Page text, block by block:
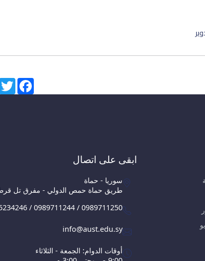
Facebook
ابقى على اتصال
سوريا - حماة
طريق حماة حمص الدولي - مفرق تل
/ 0989711244 / 0989711250
info@aust.edu.sy
أوقات الدوام: الجمعة - الثلاثاء